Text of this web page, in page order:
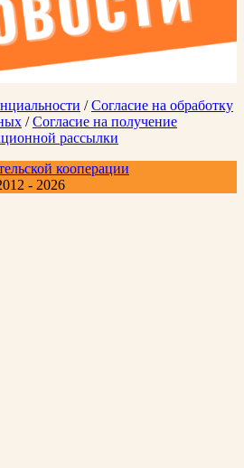
/Согласие на обработку
/Согласие на получение
рассылки
кооперации
- 2026